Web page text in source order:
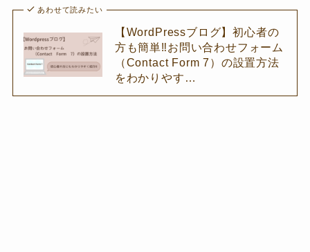
あわせて読みたい
【WordPressブログ】初心者の
方も簡単‼お問い合わせフォーム
（Contact Form 7）の設置方法
をわかりやす…